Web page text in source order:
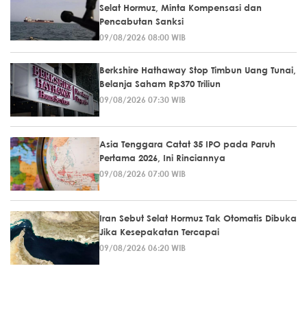
Selat Hormuz, Minta Kompensasi dan
Pencabutan Sanksi
09/08/2026 08:00 WIB
Berkshire Hathaway Stop Timbun Uang Tunai,
Belanja Saham Rp370 Triliun
09/08/2026 07:30 WIB
Asia Tenggara Catat 35 IPO pada Paruh
Pertama 2026, Ini Rinciannya
09/08/2026 07:00 WIB
Iran Sebut Selat Hormuz Tak Otomatis Dibuka
Jika Kesepakatan Tercapai
09/08/2026 06:20 WIB